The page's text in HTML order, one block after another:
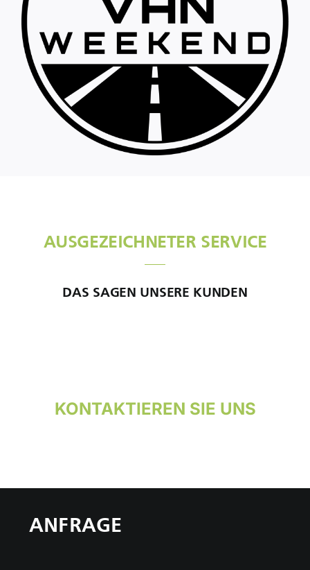
AUSGEZEICHNETER SERVICE
DAS SAGEN UNSERE KUNDEN
KONTAKTIEREN SIE UNS
ANFRAGE